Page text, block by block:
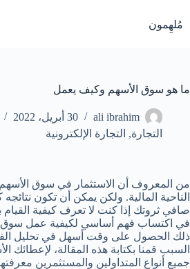
إلى
المحتوى
مُلهِمون
ما هو سوق الأسهم وكيف يعمل
ali ibrahim
30 أبريل، 2022
التجارة, التجارة الإلكترونية
من المعروف أن الاستثمار في سوق
الناحية المالية. ولكن يمكن أن تكون
صافي ثروتك إذا كنت لا تعرف كيفية القيام
في اكتساب فهم أساسي لكيفية عمل سوق
ذلك الحصول على وقت أسهل في تحليل
السبب قمنا بكتابة هذه المقالة، لإعطائك
جميع أنواع المتداولين والمستثمرين